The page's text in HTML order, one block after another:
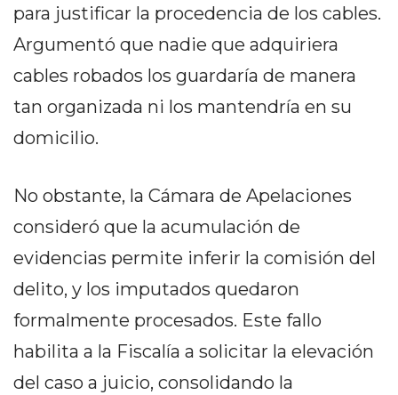
NOTICIAS
DE
Y
CAMPANA
NOTICIAS
DE
CAMPANA
DE
LA
CRUZ
para justificar la procedencia de los cables.
Argumentó que nadie que adquiriera
cables robados los guardaría de manera
tan organizada ni los mantendría en su
domicilio.
No obstante, la Cámara de Apelaciones
consideró que la acumulación de
evidencias permite inferir la comisión del
delito, y los imputados quedaron
formalmente procesados. Este fallo
habilita a la Fiscalía a solicitar la elevación
del caso a juicio, consolidando la